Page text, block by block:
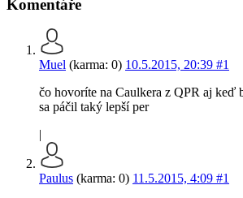
Komentáře
Muel (karma: 0) 10.5.2015, 20:39 #1
čo hovoríte na Caulkera z QPR aj keď
sa páčil taký lepší per
|
Paulus (karma: 0) 11.5.2015, 4:09 #1